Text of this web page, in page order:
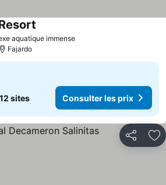
aquatique immense
Fajardo
12 sites Consulter les prix
Partager